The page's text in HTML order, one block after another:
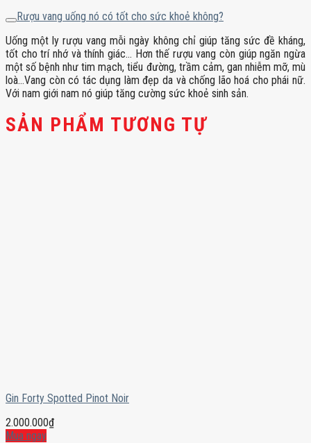
Rượu vang uống nó có tốt cho sức khoẻ không?
Uống một ly rượu vang mỗi ngày không chỉ giúp tăng sức đề kháng,
tốt cho trí nhớ và thính giác… Hơn thế rượu vang còn giúp ngăn ngừa
một số bệnh như tim mạch, tiểu đường, trầm cảm, gan nhiễm mỡ, mù
loà…Vang còn có tác dụng làm đẹp da và chống lão hoá cho phái nữ.
Với nam giới nam nó giúp tăng cường sức khoẻ sinh sản.
SẢN PHẨM TƯƠNG TỰ
Gin Forty Spotted Pinot Noir
2.000.000₫
Mua ngay